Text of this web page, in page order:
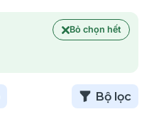
Bỏ chọn hết
Bộ lọc